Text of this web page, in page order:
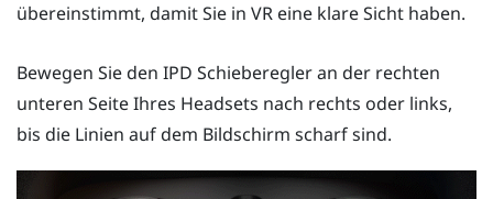
übereinstimmt, damit Sie in VR eine klare Sicht haben.
Bewegen Sie den IPD Schieberegler an der rechten
unteren Seite Ihres Headsets nach rechts oder links,
bis die Linien auf dem Bildschirm scharf sind.